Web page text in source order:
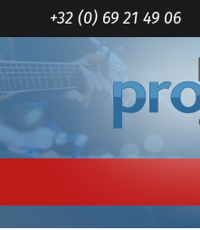
+32 (0) 69 21 49 06